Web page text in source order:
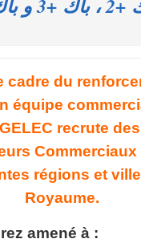
+3 و باك +5
cadre du
équipe
recrute des
Commerciaux
régions et
Royaume.
amené à :